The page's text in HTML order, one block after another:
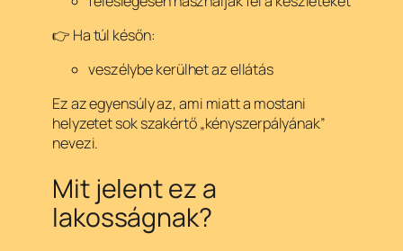
👉 Ha túl későn:
veszélybe kerülhet az ellátás
Ez az egyensúly az, ami miatt a mostani
helyzetet sok szakértő „kényszerpályának”
nevezi.
Mit jelent ez a
lakosságnak?